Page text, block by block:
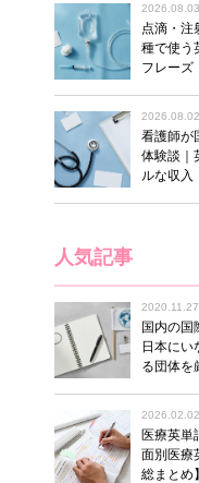
2026.08.03
点滴・注
種で使う
フレーズ
2026.08.02
看護師が
体験談｜
ルな収入
人気記事
2020.11.27
国内の国
日本にい
る団体を
2026.02.02
医療英単
面別医療
総まとめ】